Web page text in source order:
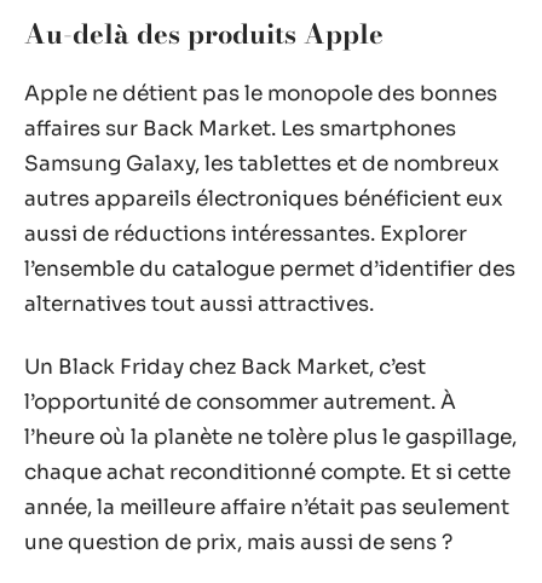
Au-delà des produits Apple
Apple ne détient pas le monopole des bonnes
affaires sur Back Market. Les smartphones
Samsung Galaxy, les tablettes et de nombreux
autres appareils électroniques bénéficient eux
aussi de réductions intéressantes. Explorer
l’ensemble du catalogue permet d’identifier des
alternatives tout aussi attractives.
Un Black Friday chez Back Market, c’est
l’opportunité de consommer autrement. À
l’heure où la planète ne tolère plus le gaspillage,
chaque achat reconditionné compte. Et si cette
année, la meilleure affaire n’était pas seulement
une question de prix, mais aussi de sens ?